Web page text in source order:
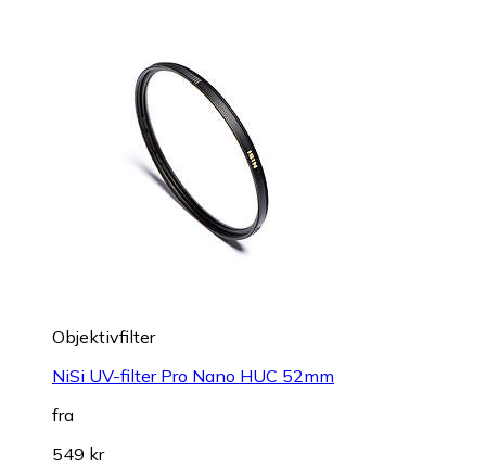
Objektivfilter
NiSi UV-filter Pro Nano HUC 52mm
fra
549 kr